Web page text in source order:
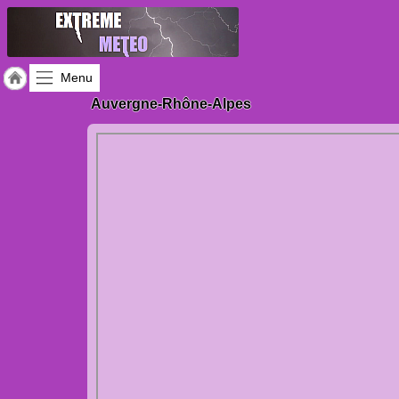
Menu
Auvergne-Rhône-Alpes